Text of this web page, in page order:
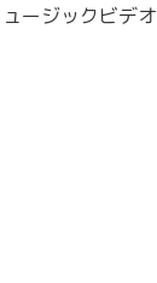
ージックビデオ